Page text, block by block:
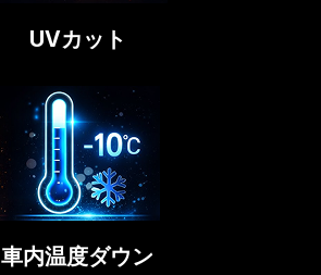
UVカット
車内温度ダウン